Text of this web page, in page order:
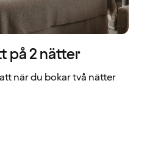
på 2 nätter
när du bokar två nätter